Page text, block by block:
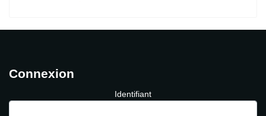
Connexion
Identifiant